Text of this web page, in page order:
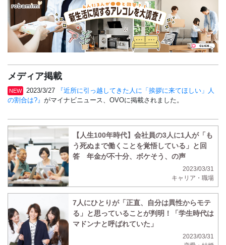
メディア掲載
NEW 2023/3/27 『近所に引っ越してきた人に「挨拶に来てほしい」人
の割合は?』 がマイナビニュース、OVOに掲載されました。
【人生100年時代】会社員の3人に1人が「も
う死ぬまで働くことを覚悟している」と回
答 年金が不十分、ボケそう、の声
2023/03/31
キャリア・職場
7人にひとりが「正直、自分は異性からモテ
る」と思っていることが判明！「学生時代は
マドンナと呼ばれていた」
2023/03/31